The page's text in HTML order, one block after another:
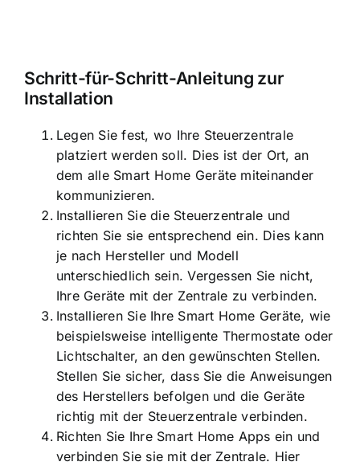
Schritt-für-Schritt-Anleitung zur
Installation
Legen Sie fest, wo Ihre Steuerzentrale
platziert werden soll. Dies ist der Ort, an
dem alle Smart Home Geräte miteinander
kommunizieren.
Installieren Sie die Steuerzentrale und
richten Sie sie entsprechend ein. Dies kann
je nach Hersteller und Modell
unterschiedlich sein. Vergessen Sie nicht,
Ihre Geräte mit der Zentrale zu verbinden.
Installieren Sie Ihre Smart Home Geräte, wie
beispielsweise intelligente Thermostate oder
Lichtschalter, an den gewünschten Stellen.
Stellen Sie sicher, dass Sie die Anweisungen
des Herstellers befolgen und die Geräte
richtig mit der Steuerzentrale verbinden.
Richten Sie Ihre Smart Home Apps ein und
verbinden Sie sie mit der Zentrale. Hier